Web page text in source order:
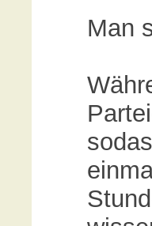
Man